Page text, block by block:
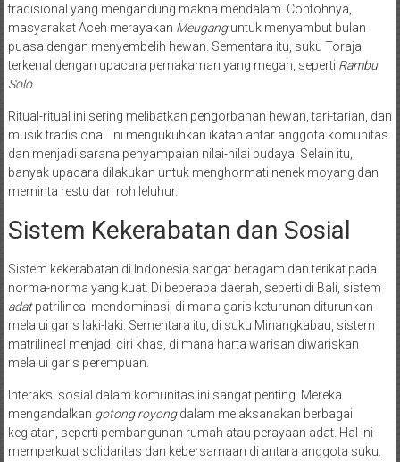
tradisional yang mengandung makna mendalam. Contohnya,
masyarakat Aceh merayakan Meuganguntuk menyambut bulan
puasa dengan menyembelih hewan. Sementara itu, suku Toraja
terkenal dengan upacara pemakaman yang megah, seperti Rambu
Solo.
Ritual-ritual ini sering melibatkan pengorbanan hewan, tari-tarian, dan
musik tradisional. Ini mengukuhkan ikatan antar anggota komunitas
dan menjadi sarana penyampaian nilai-nilai budaya. Selain itu,
banyak upacara dilakukan untuk menghormati nenek moyang dan
meminta restu dari roh leluhur.
Sistem Kekerabatan dan Sosial
Sistem kekerabatan di Indonesia sangat beragam dan terikat pada
norma-norma yang kuat. Di beberapa daerah, seperti di Bali, sistem
adatpatrilineal mendominasi, di mana garis keturunan diturunkan
melalui garis laki-laki. Sementara itu, di suku Minangkabau, sistem
matrilineal menjadi ciri khas, di mana harta warisan diwariskan
melalui garis perempuan.
Interaksi sosial dalam komunitas ini sangat penting. Mereka
mengandalkan gotong royongdalam melaksanakan berbagai
kegiatan, seperti pembangunan rumah atau perayaan adat. Hal ini
memperkuat solidaritas dan kebersamaan di antara anggota suku.